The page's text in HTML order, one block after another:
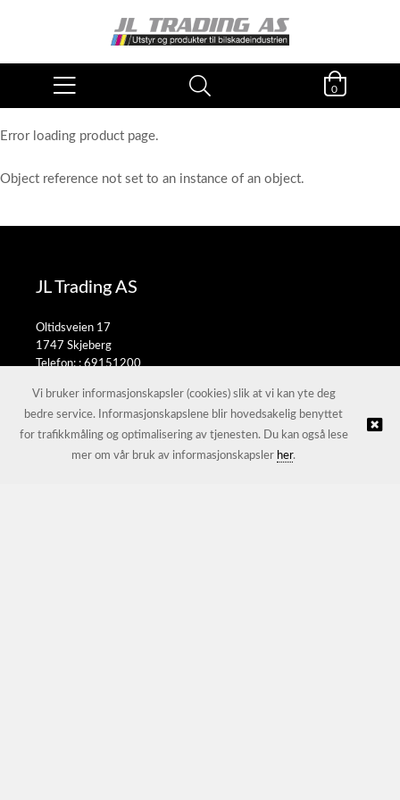
0
Error loading product page.
Object reference not set to an instance of an object.
JL Trading AS
Oltidsveien 17
1747 Skjeberg
Telefon: :69151200
© JL Trading AS |Nettbutikk levert av Kréatif
Vi bruker informasjonskapsler (cookies) slik at vi kan yte deg
bedre service. Informasjonskapslene blir hovedsakelig benyttet
for trafikkmåling og optimalisering av tjenesten. Du kan også lese
mer om vår bruk av informasjonskapsler her.